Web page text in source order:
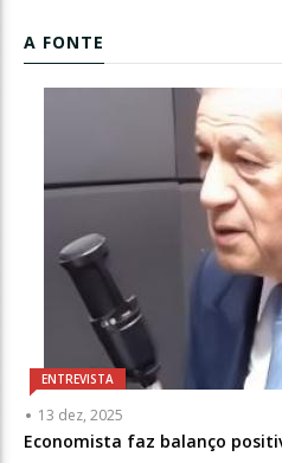
A FONTE
ENTREVISTA
13 dez, 2025
Economista faz balanço